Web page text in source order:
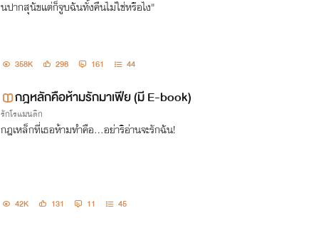
นปากสุนัขแต่ก็จูบฉันทั้งคืนไม่ใช่หรือไง"
358K 298 161 44
กฎหลักคือห้ามรักมาเฟีย (มี E-book)
รักโรแมนติก
กฎเหล็กที่เธอห้ามทำคือ...อย่าริอ่านจะรักฉัน!
42K 131 11 45